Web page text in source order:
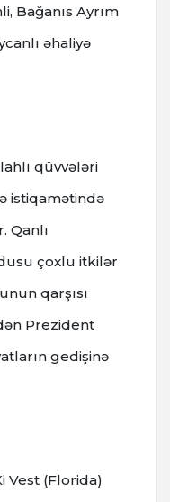
Bağanıs Ayrım
əhaliyə
qüvvələri
istiqamətində
Qanlı
çoxlu itkilər
qarşısı
Prezident
gedişinə
Vest (Florida)